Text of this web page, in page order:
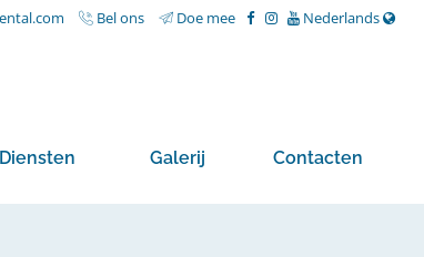
Bel ons Doe mee Nederlands
Diensten Galerij Contacten